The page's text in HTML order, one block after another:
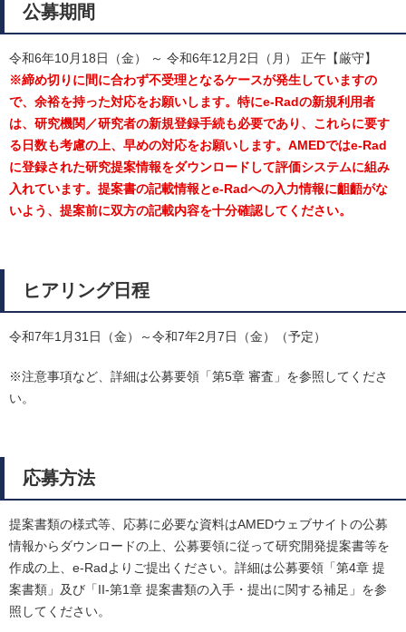
公募期間
令和6年10月18日（金） ～ 令和6年12月2日（月） 正午【厳守】
※締め切りに間に合わず不受理となるケースが発生していますの
で、余裕を持った対応をお願いします。特にe-Radの新規利用者
は、研究機関／研究者の新規登録手続も必要であり、これらに要す
る日数も考慮の上、早めの対応をお願いします。AMEDではe-Rad
に登録された研究提案情報をダウンロードして評価システムに組み
入れています。提案書の記載情報とe-Radへの入力情報に齟齬がな
いよう、提案前に双方の記載内容を十分確認してください。
ヒアリング日程
令和7年1月31日（金）～令和7年2月7日（金）（予定）
※注意事項など、詳細は公募要領「第5章 審査」を参照してくださ
い。
応募方法
提案書類の様式等、応募に必要な資料はAMEDウェブサイトの公募
情報からダウンロードの上、公募要領に従って研究開発提案書等を
作成の上、e-Radよりご提出ください。詳細は公募要領「第4章 提
案書類」及び「II-第1章 提案書類の入手・提出に関する補足」を参
照してください。